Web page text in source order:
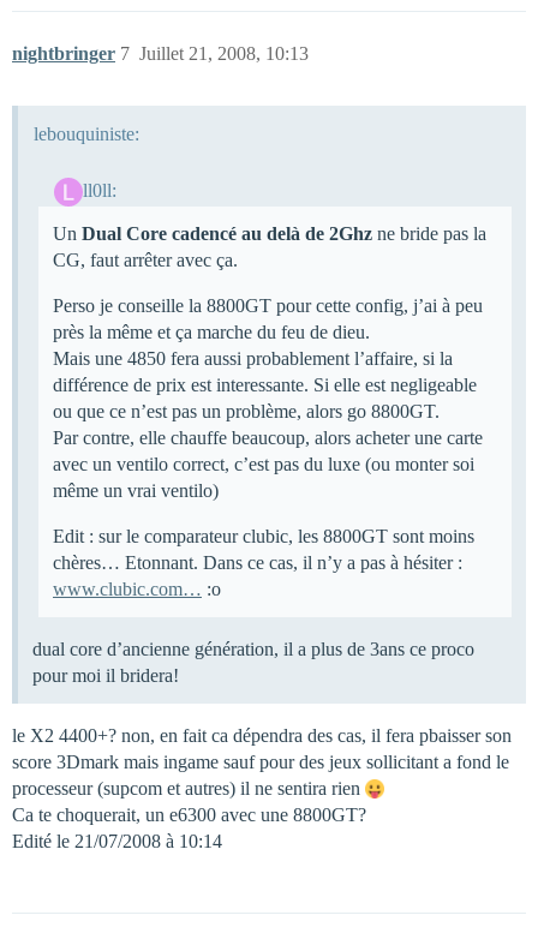
nightbringer Juillet 21, 2008, 10:13
7
lebouquiniste:
ll0ll:
Un Dual Core cadencé au delà de 2Ghz ne bride pas la
CG, faut arrêter avec ça.
Perso je conseille la 8800GT pour cette config, j’ai à peu
près la même et ça marche du feu de dieu.
Mais une 4850 fera aussi probablement l’affaire, si la
différence de prix est interessante. Si elle est negligeable
ou que ce n’est pas un problème, alors go 8800GT.
Par contre, elle chauffe beaucoup, alors acheter une carte
avec un ventilo correct, c’est pas du luxe (ou monter soi
même un vrai ventilo)
Edit : sur le comparateur clubic, les 8800GT sont moins
chères… Etonnant. Dans ce cas, il n’y a pas à hésiter :
www.clubic.com… :o
dual core d’ancienne génération, il a plus de 3ans ce proco
pour moi il bridera!
le X2 4400+? non, en fait ca dépendra des cas, il fera pbaisser son
score 3Dmark mais ingame sauf pour des jeux sollicitant a fond le
processeur (supcom et autres) il ne sentira rien
Ca te choquerait, un e6300 avec une 8800GT?
Edité le 21/07/2008 à 10:14